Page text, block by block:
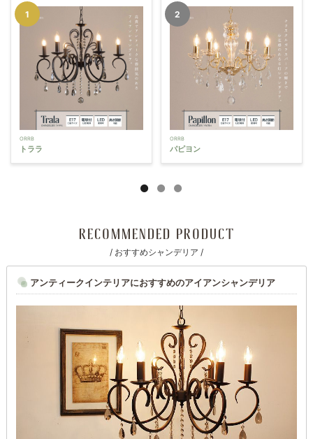
ORRB
トララ
ORRB
パピヨン
RECOMMENDED PRODUCT
/ おすすめシャンデリア /
アンティークインテリアにおすすめのアイアンシャンデリア